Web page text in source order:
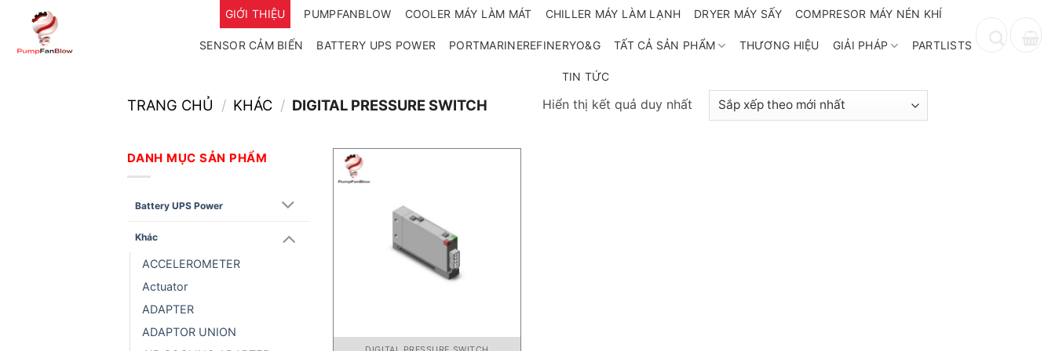
GIỚI THIỆU PUMPFANBLOW COOLER MÁY LÀM MÁT CHILLER MÁY LÀM LẠNH DRYER MÁY SẤY COMPRESOR MÁY NÉN KHÍ
SENSOR CẢM BIẾN BATTERY UPS POWER PORTMARINEREFINERYO&G TẤT CẢ SẢN PHẨM THƯƠNG HIỆU GIẢI PHÁP PARTLISTS
TIN TỨC
TRANG CHỦ / KHÁC / DIGITAL PRESSURE SWITCH Hiển thị kết quả duy nhất
DANH MỤC SẢN PHẨM
Battery UPS Power
Khác
ACCELEROMETER
Actuator
ADAPTER
ADAPTOR UNION